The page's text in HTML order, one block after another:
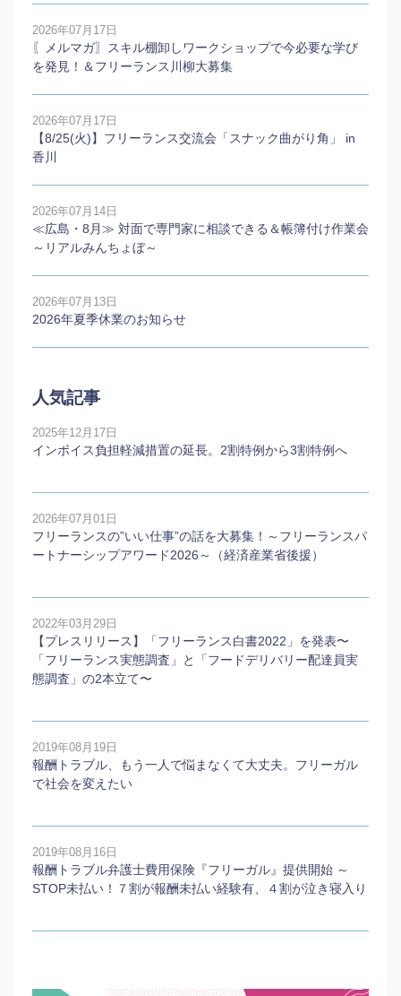
2026年07月17日
〖メルマガ〗スキル棚卸しワークショップで今必要な学び
を発見！＆フリーランス川柳大募集
2026年07月17日
【8/25(火)】フリーランス交流会「スナック曲がり角」 in
香川
2026年07月14日
≪広島・8月≫ 対面で専門家に相談できる＆帳簿付け作業会
～リアルみんちょぼ～
2026年07月13日
2026年夏季休業のお知らせ
人気記事
2025年12月17日
インボイス負担軽減措置の延長。2割特例から3割特例へ
2026年07月01日
フリーランスの”いい仕事”の話を大募集！～フリーランスパ
ートナーシップアワード2026～（経済産業省後援）
2022年03月29日
【プレスリリース】「フリーランス白書2022」を発表〜
「フリーランス実態調査」と「フードデリバリー配達員実
態調査」の2本⽴て〜
2019年08月19日
報酬トラブル、もう一人で悩まなくて大丈夫。フリーガル
で社会を変えたい
2019年08月16日
報酬トラブル弁護士費用保険『フリーガル』提供開始 ～
STOP未払い！７割が報酬未払い経験有、４割が泣き寝入り